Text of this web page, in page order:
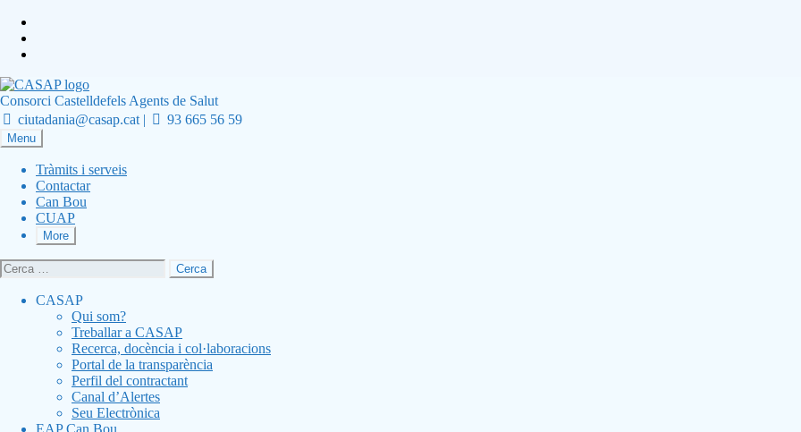
content
footer
CASAP
Consorci Castelldefels Agents de Salut
Contacta
al
mail
ciutadania@casap.cat | Truca'ns
93 665 56 59
Primary
Menu
Menu
Tràmits i serveis
Contactar
Can Bou
CUAP
More
Cerca:
CASAP
Qui som?
Treballar a CASAP
Recerca, docència i col·laboracions
Portal de la transparència
Perfil del contractant
Canal d’Alertes
Seu Electrònica
EAP Can Bou